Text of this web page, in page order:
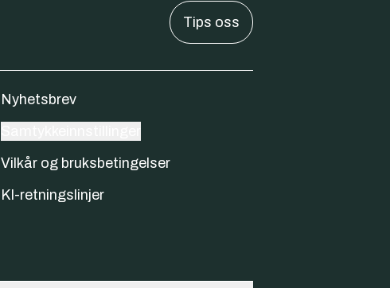
Tips oss
Nyhetsbrev
Vilkår og bruksbetingelser
KI-retningslinjer